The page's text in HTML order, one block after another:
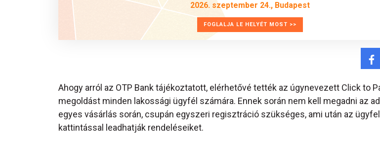
2026. szeptember 24., Budapest
FOGLALJA LE HELYÉT MOST >>
Ahogy arról az OTP Bank tájékoztatott, elérhetővé tették az úgynevezett Click to
megoldást minden lakossági ügyfél számára. Ennek során nem kell megadni az
egyes vásárlás során, csupán egyszeri regisztráció szükséges, ami után az
kattintással leadhatják rendeléseiket.